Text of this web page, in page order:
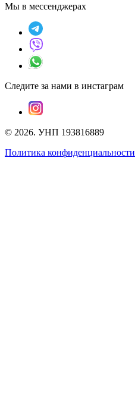
Мы в мессенджерах
Следите за нами в инстаграм
© 2026. УНП 193816889
Политика конфиденциальности